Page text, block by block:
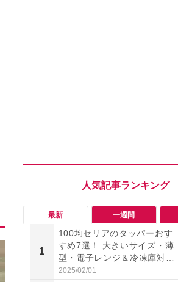
最新 一週間
1
100均セリアのタッパーおす
すめ7選！ 大きいサイズ・薄
型・電子レンジ＆冷凍庫対
応・洗いやすいタイプなど種
2025/02/01